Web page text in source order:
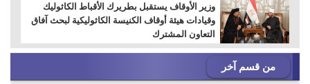
وزير الأوقاف يستقبل بطريرك الأقباط الكاثوليك
وقيادات هيئة أوقاف الكنيسة الكاثوليكية لبحث آفاق
التعاون المشترك
من قسم آخر